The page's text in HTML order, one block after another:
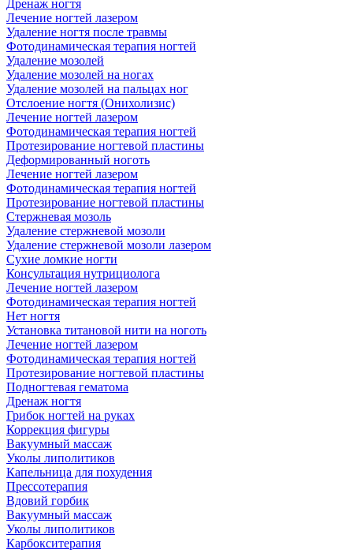
Дренаж ногтя
Лечение ногтей лазером
Удаление ногтя после травмы
Фотодинамическая терапия ногтей
Удаление мозолей
Удаление мозолей на ногах
Удаление мозолей на пальцах ног
Отслоение ногтя (Онихолизис)
Лечение ногтей лазером
Фотодинамическая терапия ногтей
Протезирование ногтевой пластины
Деформированный ноготь
Лечение ногтей лазером
Фотодинамическая терапия ногтей
Протезирование ногтевой пластины
Стержневая мозоль
Удаление стержневой мозоли
Удаление стержневой мозоли лазером
Сухие ломкие ногти
Консультация нутрициолога
Лечение ногтей лазером
Фотодинамическая терапия ногтей
Нет ногтя
Установка титановой нити на ноготь
Лечение ногтей лазером
Фотодинамическая терапия ногтей
Протезирование ногтевой пластины
Подногтевая гематома
Дренаж ногтя
Грибок ногтей на руках
Коррекция фигуры
Вакуумный массаж
Уколы липолитиков
Капельница для похудения
Прессотерапия
Вдовий горбик
Вакуумный массаж
Уколы липолитиков
Карбокситерапия